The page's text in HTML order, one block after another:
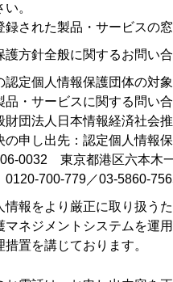
。
録された製品・サービスの
護方針全般に関するお問い合
認定個人情報保護団体の対
品・サービスに関する問い
財団法人日本情報経済社会
の申し出先：認定個人情報
0032 東京都港区六本木
0120-700-779／03-5860-
情報をより厳正に取り扱う
マネジメントシステムを運
措置を講じております。